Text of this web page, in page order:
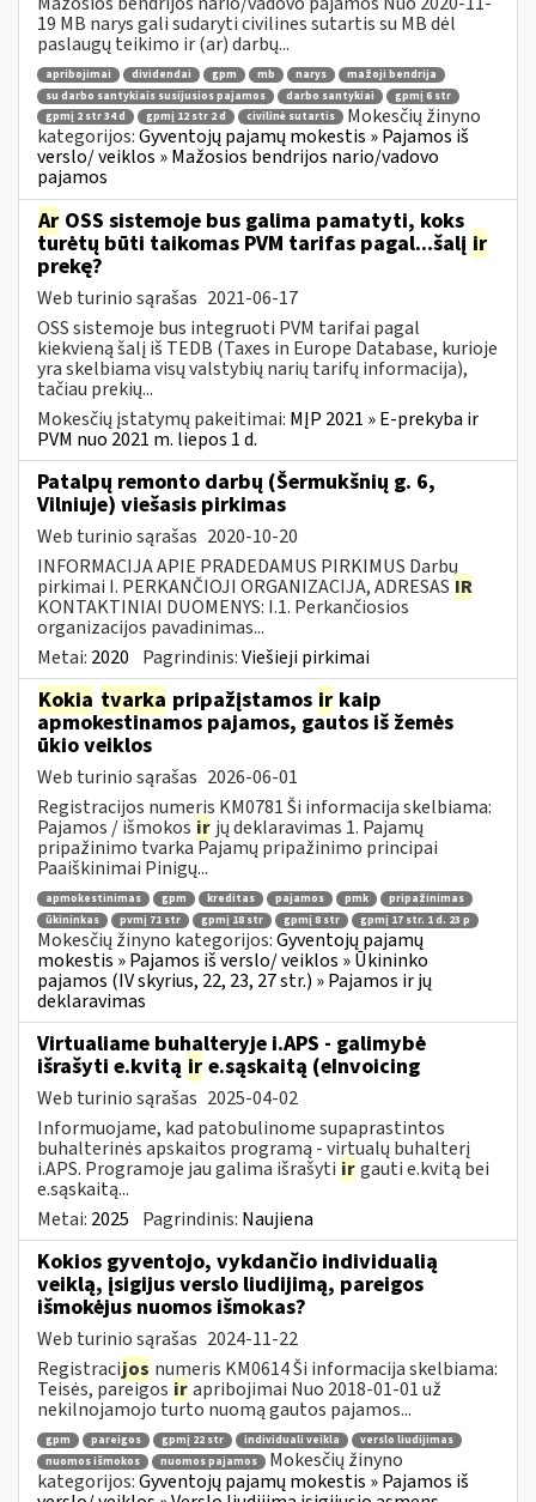
19 MB narys gali sudaryti civilines sutartis su MB dėl
paslaugų teikimo ir (ar) darbų...
apribojimai dividendai gpm mb narys
mažoji bendrija
su darbo santykiais susijusios pajamos
darbo santykiai
gpmį 6 str
gpmį 2 str 34 d
gpmį 12 str 2 d civilinė sutartis
Mokesčių žinyno
kategorijos:Gyventojų pajamų mokestis » Pajamos iš
verslo/ veiklos » Mažosios bendrijos nario/vadovo
pajamos
Ar OSS sistemoje bus galima pamatyti, koks
turėtų būti taikomas PVM tarifas pagal...šalį ir
prekę?
Web turinio sąrašas 2021-06-17
OSS sistemoje bus integruoti PVM tarifai pagal
kiekvieną šalį iš TEDB (Taxes in Europe Database, kurioje
yra skelbiama visų valstybių narių tarifų informacija),
tačiau prekių...
Mokesčių įstatymų pakeitimai: MĮP 2021 » E-prekyba ir
PVM nuo 2021 m. liepos 1 d.
Patalpų remonto darbų (Šermukšnių g. 6,
Vilniuje) viešasis pirkimas
Web turinio sąrašas 2020-10-20
INFORMACIJA APIE PRADEDAMUS PIRKIMUS Darbų
pirkimai I. PERKANČIOJI ORGANIZACIJA, ADRESAS IR
KONTAKTINIAI DUOMENYS: I.1. Perkančiosios
organizacijos pavadinimas...
Metai: 2020 Pagrindinis:Viešieji pirkimai
Kokia tvarka pripažįstamos ir kaip
apmokestinamos pajamos, gautos iš žemės
ūkio veiklos
Web turinio sąrašas 2026-06-01
Registracijos numeris KM0781 Ši informacija skelbiama:
Pajamos / išmokos ir jų deklaravimas 1. Pajamų
pripažinimo tvarka Pajamų pripažinimo principai
Paaiškinimai Pinigų...
apmokestinimas gpm kreditas pajamos pmk
pripažinimas
ūkininkas
pvmį 71 str gpmį 18 str gpmį 8 str gpmį 17 str. 1 d. 23 p
Mokesčių žinyno kategorijos:Gyventojų pajamų
mokestis » Pajamos iš verslo/ veiklos » Ūkininko
pajamos (IV skyrius, 22, 23, 27 str.) » Pajamos ir jų
deklaravimas
Virtualiame buhalteryje i.APS - galimybė
išrašyti e.kvitą ir e.sąskaitą (eInvoicing
Web turinio sąrašas 2025-04-02
Informuojame, kad patobulinome supaprastintos
buhalterinės apskaitos programą - virtualų buhalterį
i.APS. Programoje jau galima išrašyti irgauti e.kvitą bei
e.sąskaitą...
Metai: 2025 Pagrindinis: Naujiena
Kokios gyventojo, vykdančio individualią
veiklą, įsigijus verslo liudijimą, pareigos
išmokėjus nuomos išmokas?
Web turinio sąrašas 2024-11-22
Registracijos numeris KM0614 Ši informacija skelbiama:
Teisės, pareigos irapribojimai Nuo 2018-01-01 už
nekilnojamojo turto nuomą gautos pajamos...
gpm pareigos gpmį 22 str individuali veikla
verslo liudijimas
nuomos išmokos
nuomos pajamos
Mokesčių žinyno
kategorijos:Gyventojų pajamų mokestis » Pajamos iš